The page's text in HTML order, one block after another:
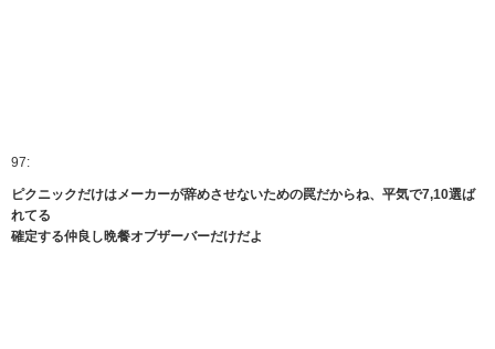
97:
ピクニックだけはメーカーが辞めさせないための罠だからね、平気で7,10選ば
れてる
確定する仲良し晩餐オブザーバーだけだよ